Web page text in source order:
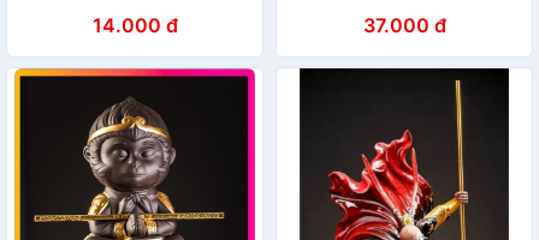
(không kèm gậy)
14.000 đ 37.000 đ